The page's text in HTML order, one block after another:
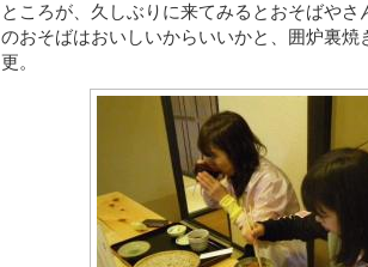
ところが、久しぶりに来てみるとおそばや
のおそばはおいしいからいいかと、囲炉裏焼
更。